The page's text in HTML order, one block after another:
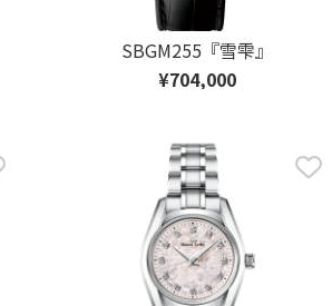
SBGM255『雪雫』
¥704,000